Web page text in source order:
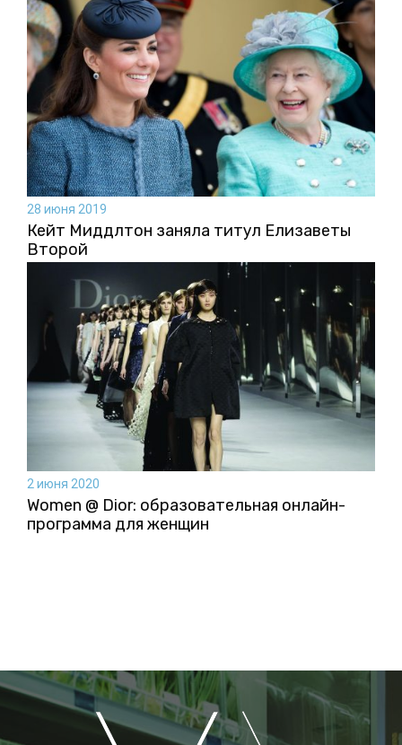
28 июня 2019
Кейт Миддлтон заняла титул Елизаветы
Второй
2 июня 2020
Women @ Dior: образовательная онлайн-
программа для женщин